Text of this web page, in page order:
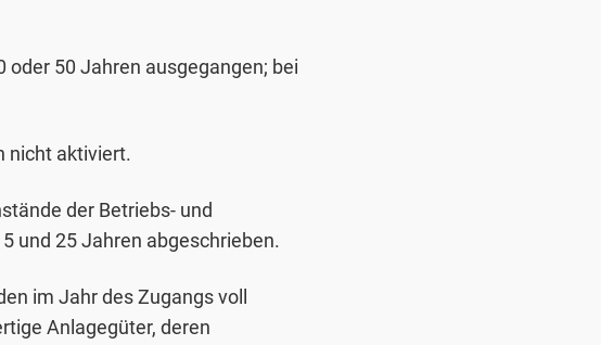
oder 50 Jahren ausgegangen; bei
nicht aktiviert.
der Betriebs- und
und 25 Jahren abgeschrieben.
im Jahr des Zugangs voll
Anlagegüter, deren